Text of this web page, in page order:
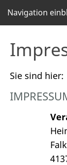
Navigation
Sie sind hier: